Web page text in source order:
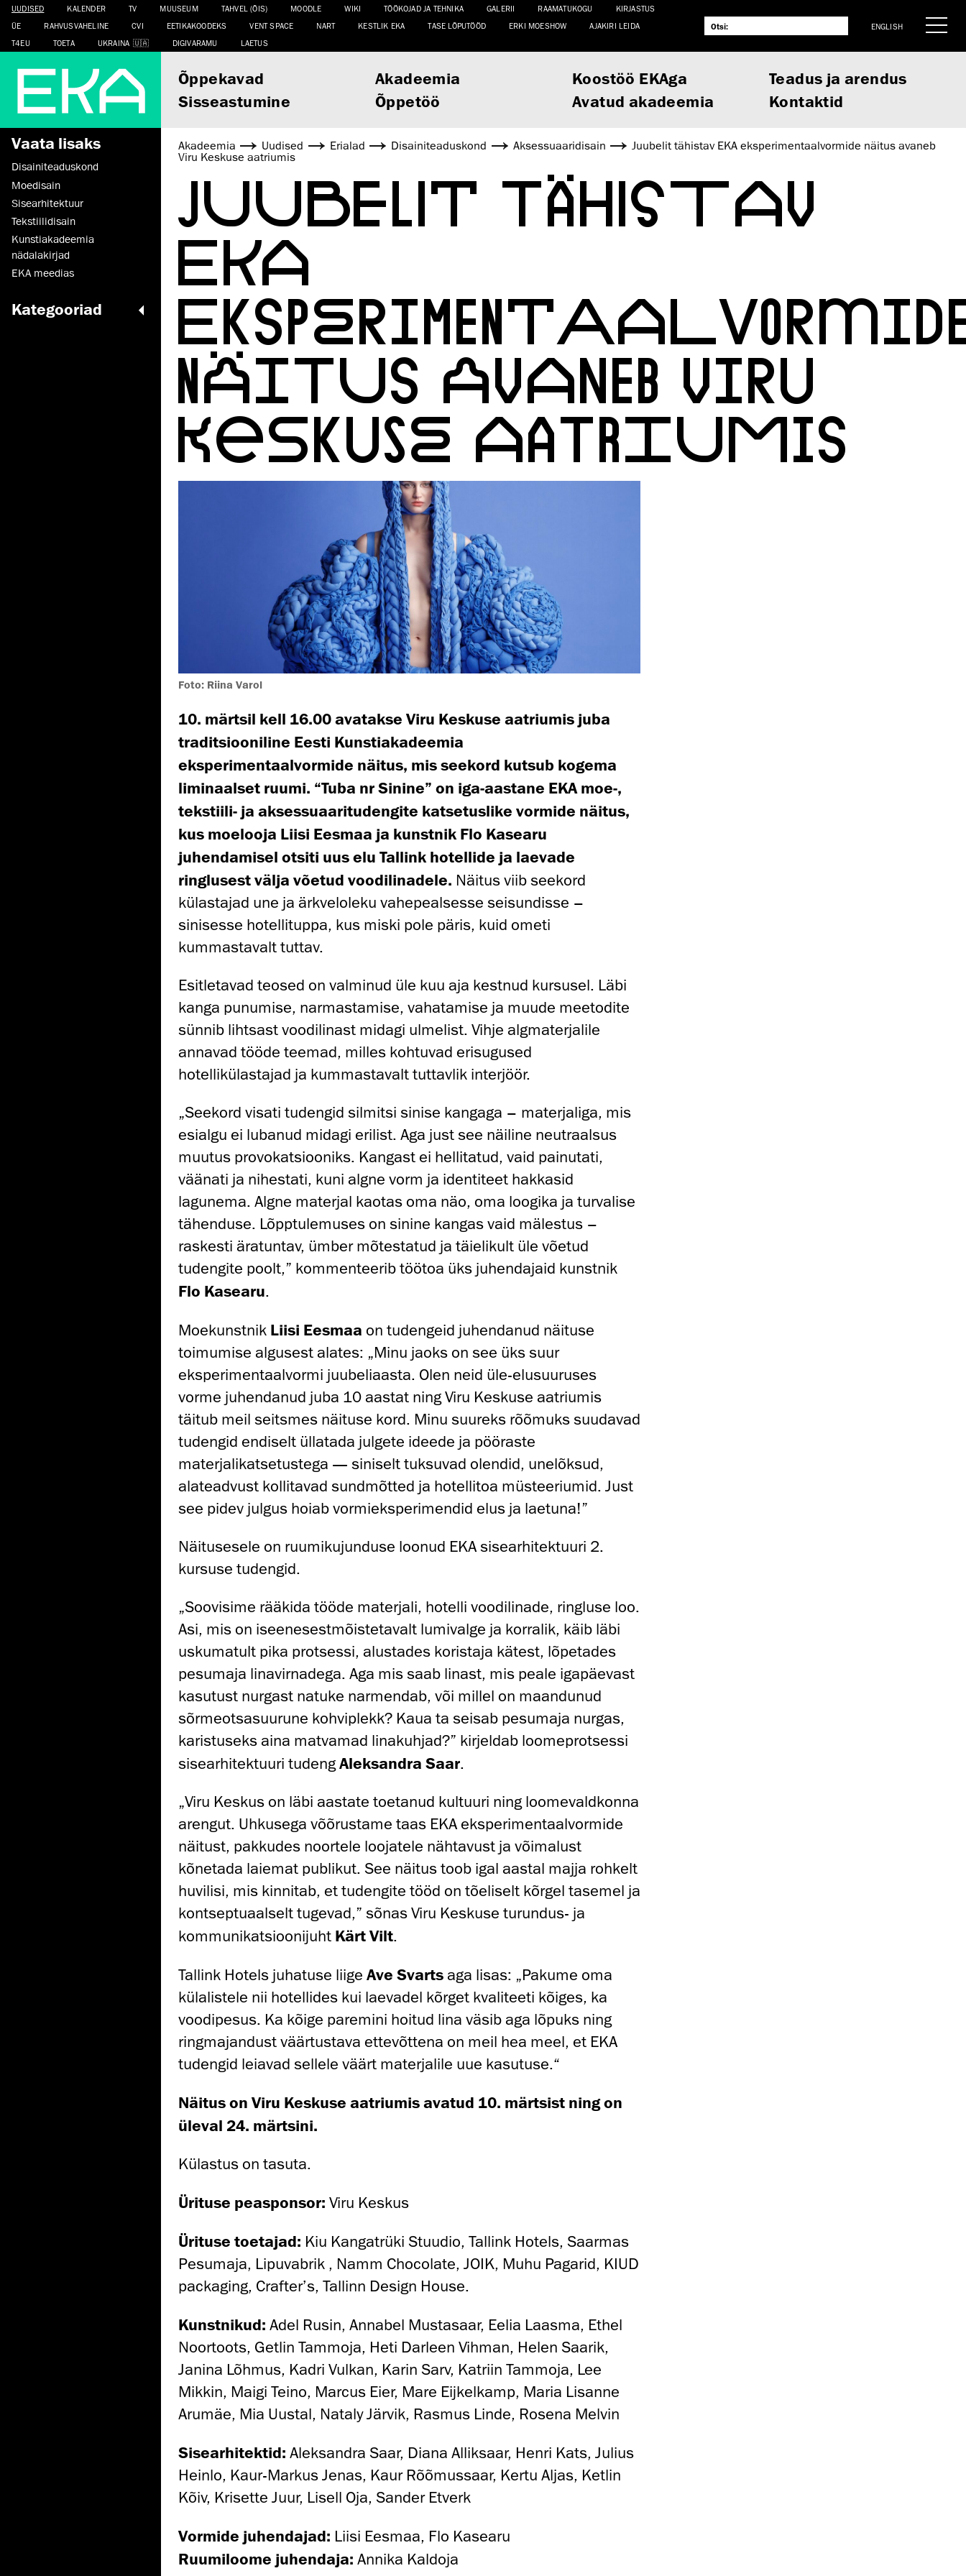
UUDISED KALENDER TV MUUSEUM TAHVEL (ÕIS) MOODLE WIKI TÖÖKOJAD JA TEHNIKA GALERII RAAMATUKOGU
KIRJASTUS
ÜE
RAHVUSVAHELINE CVI EETIKAKOODEKS VENT SPACE NART KESTLIK EKA TASE LÕPUTÖÖD ERKI MOESHOW
AJAKIRI LEIDA
T4EU
TOETA UKRAINA DIGIVARAMU LAETUS
ENGLISH
Õppekavad Akadeemia Koostöö EKAga
Teadus ja arendus
Sisseastumine
Õppetöö Avatud akadeemia Kontaktid
Vaata lisaks
Disaini­­teaduskond
Moedisain
Sisearhitektuur
Tekstiilidisain
Kunstiakadeemia
nädalakirjad
EKA meedias
Kategooriad
Akadeemia Uudised Erialad Disaini­­teaduskond Aksessuaaridisain
Juubelit tähistav EKA eksperimentaalvormide näitus avaneb
Viru Keskuse aatriumis
JUUBELIT TÄHISTAV
EKA
NÄITUS AVANEB VIRU
KESKUSE AATRIUMIS
Foto: Riina Varol
10. märtsil kell 16.00 avatakse Viru Keskuse aatriumis juba
traditsiooniline Eesti Kunstiakadeemia
eksperimentaalvormide näitus, mis seekord kutsub kogema
liminaalset ruumi. “Tuba nr Sinine” on iga-aastane EKA moe-,
tekstiili- ja aksessuaaritudengite katsetuslike vormide näitus,
kus moelooja Liisi Eesmaa ja kunstnik Flo Kasearu
juhendamisel otsiti uus elu Tallink hotellide ja laevade
ringlusest välja võetud voodilinadele. Näitus viib seekord
külastajad une ja ärkveloleku vahepealsesse seisundisse –
sinisesse hotellituppa, kus miski pole päris, kuid ometi
kummastavalt tuttav.
Esitletavad teosed on valminud üle kuu aja kestnud kursusel. Läbi
kanga punumise, narmastamise, vahatamise ja muude meetodite
sünnib lihtsast voodilinast midagi ulmelist. Vihje algmaterjalile
annavad tööde teemad, milles kohtuvad erisugused
hotellikülastajad ja kummastavalt tuttavlik interjöör.
„Seekord visati tudengid silmitsi sinise kangaga – materjaliga, mis
esialgu ei lubanud midagi erilist. Aga just see näiline neutraalsus
muutus provokatsiooniks. Kangast ei hellitatud, vaid painutati,
väänati ja nihestati, kuni algne vorm ja identiteet hakkasid
lagunema. Algne materjal kaotas oma näo, oma loogika ja turvalise
tähenduse. Lõpptulemuses on sinine kangas vaid mälestus –
raskesti äratuntav, ümber mõtestatud ja täielikult üle võetud
tudengite poolt,” kommenteerib töötoa üks juhendajaid kunstnik
Flo Kasearu.
Moekunstnik Liisi Eesmaa on tudengeid juhendanud näituse
toimumise algusest alates: „Minu jaoks on see üks suur
eksperimentaalvormi juubeliaasta. Olen neid üle-elusuuruses
vorme juhendanud juba 10 aastat ning Viru Keskuse aatriumis
täitub meil seitsmes näituse kord. Minu suureks rõõmuks suudavad
tudengid endiselt üllatada julgete ideede ja pööraste
materjalikatsetustega — siniselt tuksuvad olendid, unelõksud,
alateadvust kollitavad sundmõtted ja hotellitoa müsteeriumid. Just
see pidev julgus hoiab vormieksperimendid elus ja laetuna!”
Näitusesele on ruumikujunduse loonud EKA sisearhitektuuri 2.
kursuse tudengid.
„Soovisime rääkida tööde materjali, hotelli voodilinade, ringluse loo.
Asi, mis on iseenesestmõistetavalt lumivalge ja korralik, käib läbi
uskumatult pika protsessi, alustades koristaja kätest, lõpetades
pesumaja linavirnadega. Aga mis saab linast, mis peale igapäevast
kasutust nurgast natuke narmendab, või millel on maandunud
sõrmeotsasuurune kohviplekk? Kaua ta seisab pesumaja nurgas,
karistuseks aina matvamad linakuhjad?” kirjeldab loomeprotsessi
sisearhitektuuri tudeng Aleksandra Saar.
„Viru Keskus on läbi aastate toetanud kultuuri ning loomevaldkonna
arengut. Uhkusega võõrustame taas EKA eksperimentaalvormide
näitust, pakkudes noortele loojatele nähtavust ja võimalust
kõnetada laiemat publikut. See näitus toob igal aastal majja rohkelt
huvilisi, mis kinnitab, et tudengite tööd on tõeliselt kõrgel tasemel ja
kontseptuaalselt tugevad,” sõnas Viru Keskuse turundus- ja
kommunikatsioonijuht Kärt Vilt.
Tallink Hotels juhatuse liige Ave Svarts aga lisas: „Pakume oma
külalistele nii hotellides kui laevadel kõrget kvaliteeti kõiges, ka
voodipesus. Ka kõige paremini hoitud lina väsib aga lõpuks ning
ringmajandust väärtustava ettevõttena on meil hea meel, et EKA
tudengid leiavad sellele väärt materjalile uue kasutuse.“
Näitus on Viru Keskuse aatriumis avatud 10. märtsist ning on
üleval 24. märtsini.
Külastus on tasuta.
Ürituse peasponsor: Viru Keskus
Ürituse toetajad: Kiu Kangatrüki Stuudio, Tallink Hotels, Saarmas
Pesumaja, Lipuvabrik , Namm Chocolate, JOIK, Muhu Pagarid, KIUD
packaging, Crafter’s, Tallinn Design House.
Kunstnikud: Adel Rusin, Annabel Mustasaar, Eelia Laasma, Ethel
Noortoots, Getlin Tammoja, Heti Darleen Vihman, Helen Saarik,
Janina Lõhmus, Kadri Vulkan, Karin Sarv, Katriin Tammoja, Lee
Mikkin, Maigi Teino, Marcus Eier, Mare Eijkelkamp, Maria Lisanne
Arumäe, Mia Uustal, Nataly Järvik, Rasmus Linde, Rosena Melvin
Sisearhitektid: Aleksandra Saar, Diana Alliksaar, Henri Kats, Julius
Heinlo, Kaur-Markus Jenas, Kaur Rõõmussaar, Kertu Aljas, Ketlin
Kõiv, Krisette Juur, Lisell Oja, Sander Etverk
Vormide juhendajad: Liisi Eesmaa, Flo Kasearu
Ruumiloome juhendaja: Annika Kaldoja